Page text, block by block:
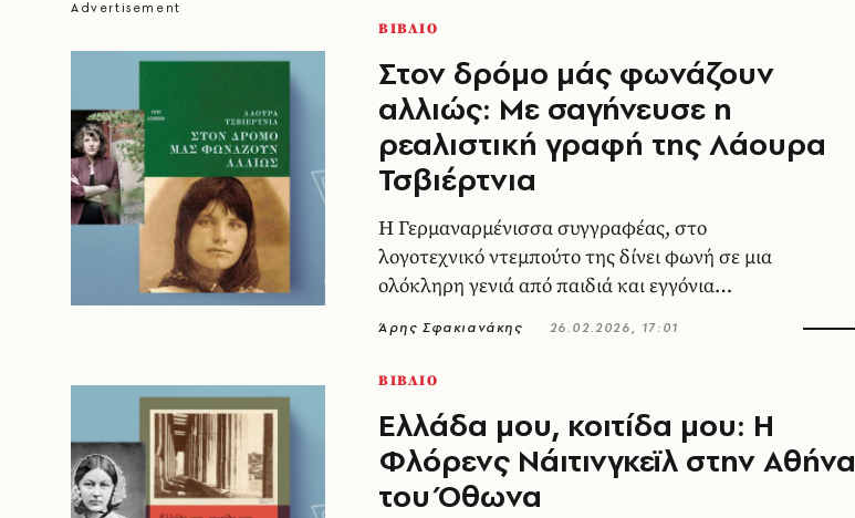
ΒΙΒΛΙΟ
Στον δρόμο μάς φωνάζουν
αλλιώς: Mε σαγήνευσε η
ρεαλιστική γραφή της Λάουρα
Τσβιέρτνια
Η Γερμαναρμένισσα συγγραφέας, στο
λογοτεχνικό ντεμπούτο της δίνει φωνή σε μια
ολόκληρη γενιά από παιδιά και εγγόνια
Άρης Σφακιανάκης 26.02.2026, 17:01
ΒΙΒΛΙΟ
Ελλάδα μου, κοιτίδα μου: Η
Φλόρενς Νάιτινγκεϊλ στην Αθήνα
του Όθωνα